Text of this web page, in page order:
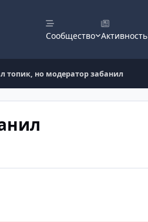
Сообщество Активность
топик, но модератор забанил